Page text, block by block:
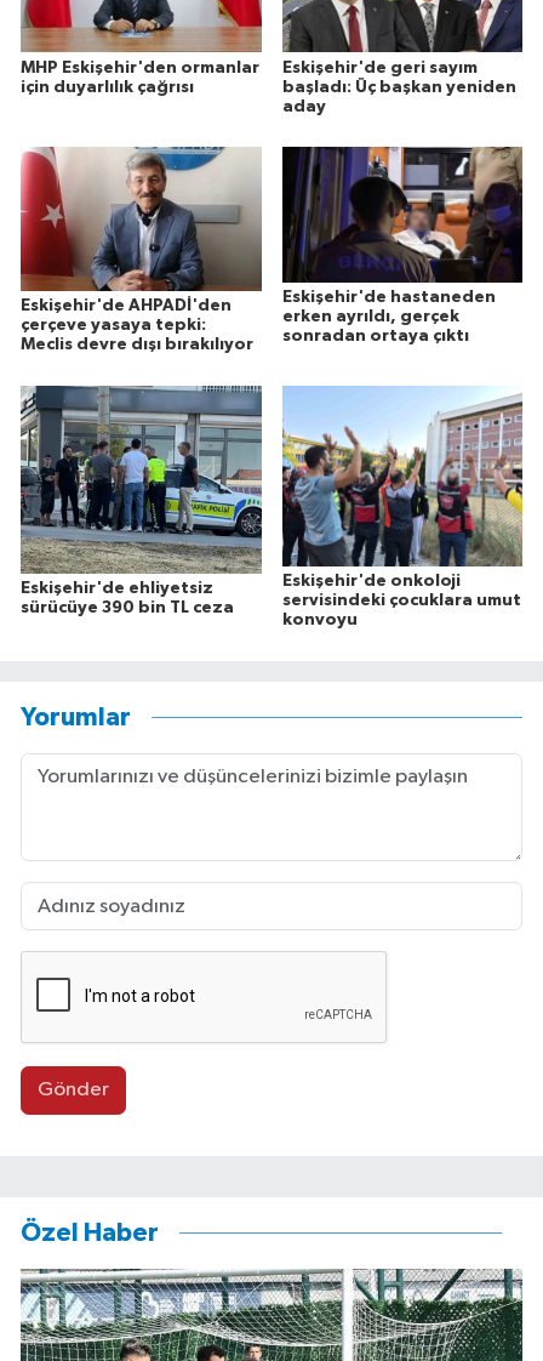
MHP Eskişehir'den ormanlar
için duyarlılık çağrısı
Eskişehir'de geri sayım
başladı: Üç başkan yeniden
aday
Eskişehir'de AHPADİ'den
çerçeve yasaya tepki:
Meclis devre dışı bırakılıyor
Eskişehir'de hastaneden
erken ayrıldı, gerçek
sonradan ortaya çıktı
Eskişehir'de ehliyetsiz
sürücüye 390 bin TL ceza
Eskişehir'de onkoloji
servisindeki çocuklara umut
konvoyu
Yorumlar
Gönder
Özel Haber